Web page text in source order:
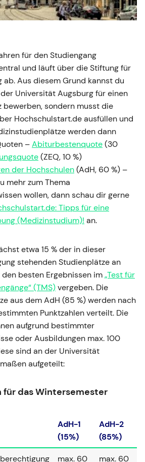
für den Studiengang
und läuft über die Stiftung für
ab. Aus diesem Grund kannst du
Universität Augsburg für einen
sondern musst die
Hochschulstart.de ausfüllen und
werden dann
–Abiturbestenquote(30
(ZEQ, 10 %)
der Hochschulen(AdH, 60 %) –
mehr zum Thema
wollen, dann schau dir gerne
Tipps für eine
(Medizinstudium)! an.
etwa 15 % der in dieser
stehenden Studienplätze an
besten Ergebnissen im„Test für
(TMS)vergeben. Die
aus dem AdH (85 %) werden nach
Punktzahlen verteilt. Die
aufgrund bestimmter
oder Ausbildungen max. 100
sind an der Universität
aufgeteilt:
das Wintersemester
AdH-1
(15%)
AdH-2
(85%)
max. 60
max. 60